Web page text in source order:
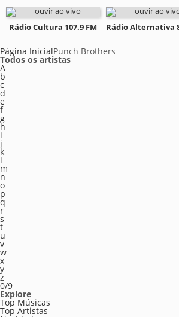
Rádio Cultura 107.9 FM
Página InicialPunch Brothers
Todos os artistas
A
b
c
d
e
f
g
h
i
j
k
l
m
n
o
p
q
r
s
t
u
v
w
x
y
z
0/9
Explore
Top Músicas
Top Artistas